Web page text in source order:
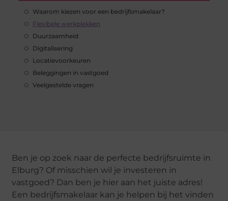
Waarom kiezen voor een bedrijfsmakelaar?
Flexibele werkplekken
Duurzaamheid
Digitalisering
Locatievoorkeuren
Beleggingen in vastgoed
Veelgestelde vragen
Ben je op zoek naar de perfecte bedrijfsruimte in
Elburg? Of misschien wil je investeren in
vastgoed? Dan ben je hier aan het juiste adres!
Een bedrijfsmakelaar kan je helpen bij het vinden